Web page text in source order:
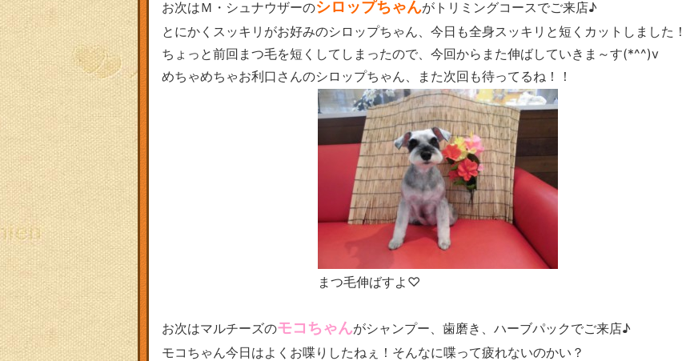
お次はＭ・シュナウザーのシロップちゃんがトリミングコースでご来店♪
とにかくスッキリがお好みのシロップちゃん、今日も全身スッキリと短くカットしました！
ちょっと前回まつ毛を短くしてしまったので、今回からまた伸ばしていきま～す(*^^)v
めちゃめちゃお利口さんのシロップちゃん、また次回も待ってるね！！
まつ毛伸ばすよ♡
お次はマルチーズのモコちゃんがシャンプー、歯磨き、ハーブパックでご来店♪
モコちゃん今日はよくお喋りしたねぇ！そんなに喋って疲れないのかい？